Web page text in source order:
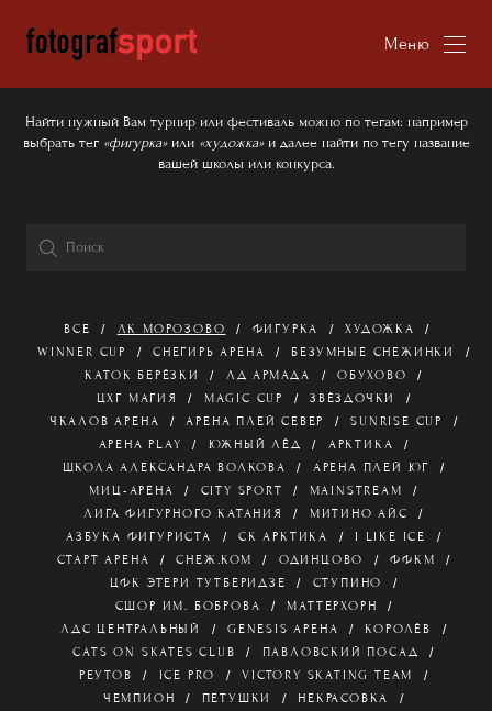
Меню
Найти нужный Вам турнир или фестиваль можно по тегам: например
выбрать тег «фигурка»или «художка»и далее найти по тегу название
вашей школы или конкурса.
ВСЕ ЛК МОРОЗОВО ФИГУРКА
ХУДОЖКА
WINNER CUP
СНЕГИРЬ АРЕНА
БЕЗУМНЫЕ СНЕЖИНКИ
КАТОК БЕРЁЗКИ
ЛД АРМАДА
ОБУХОВО
ЦХГ МАГИЯ
MAGIC CUP
ЗВЁЗДОЧКИ
ЧКАЛОВ АРЕНА
АРЕНА ПЛЕЙ СЕВЕР
SUNRISE CUP
АРЕНА PLAY
ЮЖНЫЙ ЛЁД
АРКТИКА
ШКОЛА АЛЕКСАНДРА ВОЛКОВА
АРЕНА ПЛЕЙ ЮГ
МИЦ-АРЕНА
CITY SPORT
MAINSTREAM
ЛИГА ФИГУРНОГО КАТАНИЯ
МИТИНО АЙС
АЗБУКА ФИГУРИСТА
СК АРКТИКА
I LIKE ICE
СТАРТ АРЕНА
СНЕЖ.КОМ ОДИНЦОВО
ФФКМ
ЦФК ЭТЕРИ ТУТБЕРИДЗЕ
СТУПИНО
СШОР ИМ. БОБРОВА
МАТТЕРХОРН
ЛДС ЦЕНТРАЛЬНЫЙ
GENESIS АРЕНА
КОРОЛЁВ
CATS ON SKATES CLUB
ПАВЛОВСКИЙ ПОСАД
РЕУТОВ
ICE PRO
VICTORY SKATING TEAM
ЧЕМПИОН
ПЕТУШКИ
НЕКРАСОВКА